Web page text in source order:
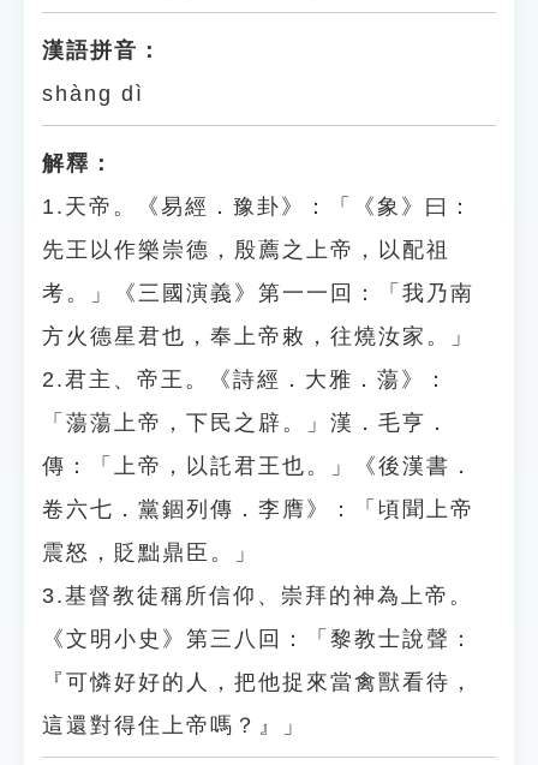
漢語拼音：
shàng dì
解釋：
1.天帝。《易經．豫卦》：「《象》曰：
先王以作樂崇德，殷薦之上帝，以配祖
考。」《三國演義》第一一回：「我乃南
方火德星君也，奉上帝敕，往燒汝家。」
2.君主、帝王。《詩經．大雅．蕩》：
「蕩蕩上帝，下民之辟。」漢．毛亨．
傳：「上帝，以託君王也。」《後漢書．
卷六七．黨錮列傳．李膺》：「頃聞上帝
震怒，貶黜鼎臣。」
3.基督教徒稱所信仰、崇拜的神為上帝。
《文明小史》第三八回：「黎教士說聲：
『可憐好好的人，把他捉來當禽獸看待，
這還對得住上帝嗎？』」